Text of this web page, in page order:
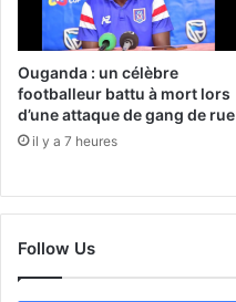
Ouganda : un célèbre
footballeur battu à mort lors
d’une attaque de gang de rue
il y a 7 heures
Follow Us